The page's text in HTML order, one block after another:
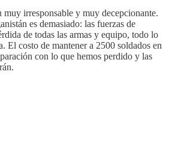
irresponsable y muy decepcionante.
es demasiado: las fuerzas de
de todas las armas y equipo, todo lo
El costo de mantener a 2500 soldados en
con lo que hemos perdido y las